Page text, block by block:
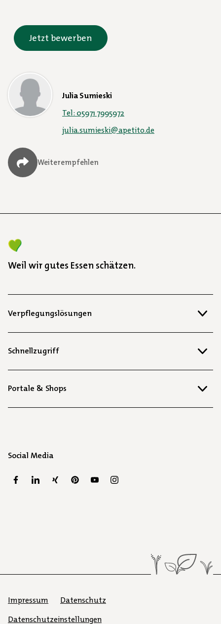
Jetzt bewerben
Julia Sumieski
Tel: 05971 7995972
julia.sumieski@apetito.de
Weiterempfehlen
Weil wir gutes Essen schätzen.
Verpflegungslösungen
Schnellzugriff
Portale & Shops
Social Media
Impressum
Datenschutz
Datenschutzeinstellungen